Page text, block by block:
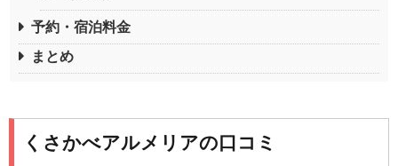
予約・宿泊料金
まとめ
くさかべアルメリアの口コミ